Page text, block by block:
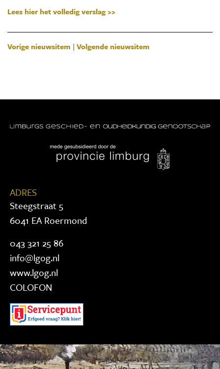
Lees hier het volledig verslag >>
Vorige nieuwsitem | Volgende nieuwsitem
ADRES
Steegstraat 5
6041 EA Roermond
043 321 25 86
info@lgog.nl
www.lgog.nl
COLOFON